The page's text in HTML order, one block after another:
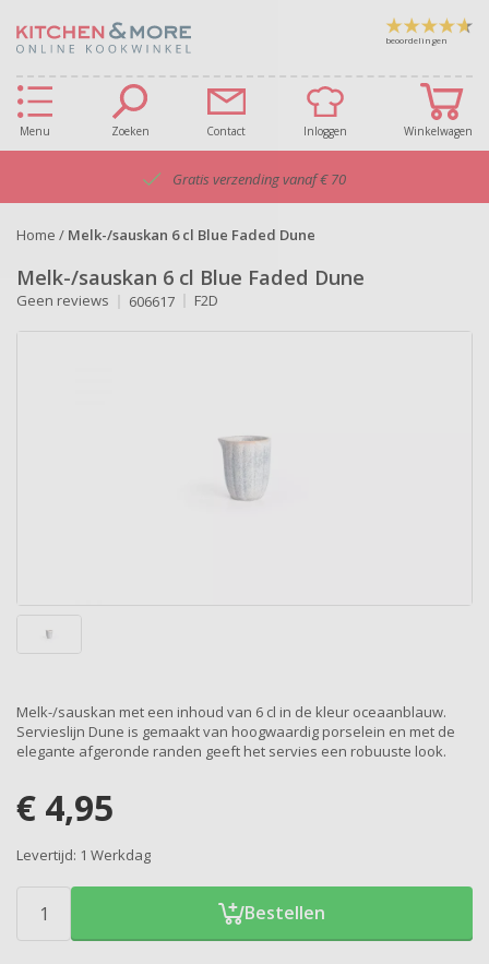
beoordelingen
Menu Zoeken Contact Inloggen Winkelwagen
Gratis verzending vanaf € 70
Home / Melk-/sauskan 6 cl Blue Faded Dune
Melk-/sauskan 6 cl Blue Faded Dune
Geen reviews 606617 F2D
Melk-/sauskan met een inhoud van 6 cl in de kleur oceaanblauw.
Servieslijn Dune is gemaakt van hoogwaardig porselein en met de
elegante afgeronde randen geeft het servies een robuuste look.
€ 4,95
Levertijd: 1 Werkdag
Bestellen